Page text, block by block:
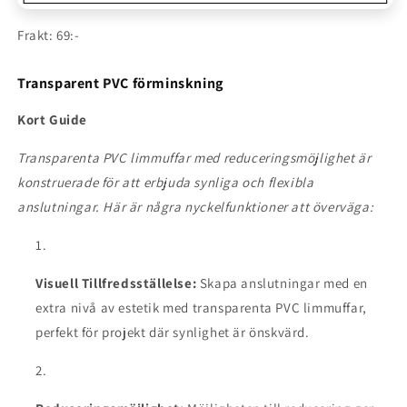
Frakt: 69:-
Transparent PVC förminskning
Kort Guide
Transparenta PVC limmuffar med reduceringsmöjlighet är
konstruerade för att erbjuda synliga och flexibla
anslutningar. Här är några nyckelfunktioner att överväga:
Visuell Tillfredsställelse: Skapa anslutningar med en
extra nivå av estetik med transparenta PVC limmuffar,
perfekt för projekt där synlighet är önskvärd.